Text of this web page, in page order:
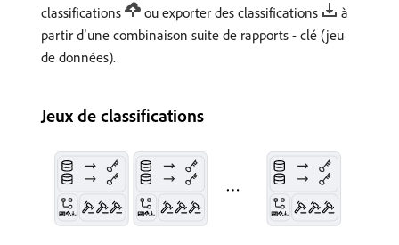
classifications
ou exporter des classifications
à
partir d’une combinaison suite de rapports - clé (jeu
de données).
Jeux de classifications